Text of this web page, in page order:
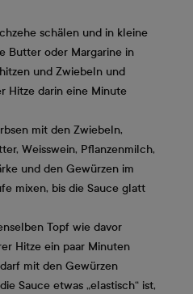
schälen und in kleine
Butter oder Margarine in
und Zwiebeln und
Hitze darin eine Minute
mit den Zwiebeln,
Weisswein, Pflanzenmilch,
und den Gewürzen im
mixen, bis die Sauce glatt
Topf wie davor
Hitze ein paar Minuten
mit den Gewürzen
Sauce etwas „elastisch“ ist,